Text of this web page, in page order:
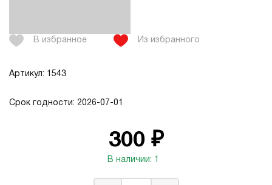
В избранное Из избранного
Артикул: 1543
Срок годности: 2026-07-01
300 ₽
В наличии: 1